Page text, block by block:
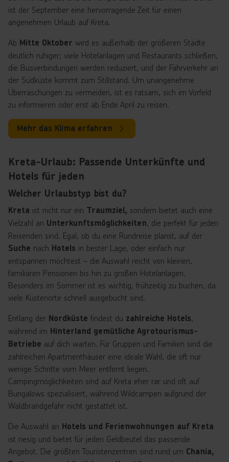
ist der September eine hervorragende Zeit für einen
angenehmen Urlaub auf Kreta.
Ab Mitte Oktober wird es außerhalb der größeren Städte
deutlich ruhiger; viele Hotelanlagen und Restaurants schließen,
die Busverbindungen werden reduziert, und der Fährverkehr an
der Südküste kommt zum Stillstand. Um unangenehme
Überraschungen zu vermeiden, ist es ratsam, sich im Vorfeld
zu informieren oder erst ab Ende April zu reisen.
Mehr das Klima erfahren
Kreta-Urlaub: Passende Unterkünfte und
Hotels für jeden
Welcher Urlaubstyp bist du?
Kreta ist nicht nur ein Traumziel, sondern bietet auch eine
Vielzahl an Unterkunftsmöglichkeiten, die perfekt für jeden
Reisenden sind. Egal, ob du eine Rundreise planst, auf der
Suche nach Hotels in bester Lage, oder einfach nur
entspannen möchtest – die Auswahl reicht von kleinen,
familiären Pensionen bis hin zu großen Hotelanlagen.
Besonders im Sommer ist es wichtig, frühzeitig zu buchen, da
viele Küstenorte schnell ausgebucht sind.
Entlang der Nordküste findest du zahlreiche Hotels,
während im Hinterland gemütliche Agrotourismus-
Betriebe auf dich warten. Für Gruppen und Familien sind die
zahlreichen Apartmenthäuser eine ideale Wahl, die oft nur
wenige Schritte vom Meer entfernt liegen.
Campingmöglichkeiten sind auf Kreta eher rar und oft auf
Bungalows spezialisiert, während Wildcampen aufgrund der
Waldbrandgefahr nicht gestattet ist.
Die Auswahl an Hotels und Ferienwohnungen auf Kreta
ist riesig und bietet für jeden Geldbeutel das passende
Angebot. Die größten Touristenzentren sind rund um Chania,